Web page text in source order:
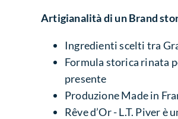
Artigianalità di un Brand
Ingredienti scelti tra
Formula storica rinata
presente
Produzione Made in
Rêve d’Or - L.T. Piver è